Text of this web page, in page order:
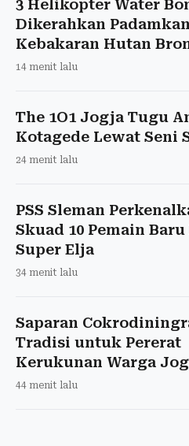
3 Helikopter Water
Dikerahkan Padamkan
Kebakaran Hutan
14 menit lalu
The 1O1 Jogja Tugu
Kotagede Lewat Seni
24 menit lalu
PSS Sleman
Skuad 10 Pemain
Super Elja
34 menit lalu
Saparan
Tradisi untuk Pererat
Kerukunan Warga
44 menit lalu